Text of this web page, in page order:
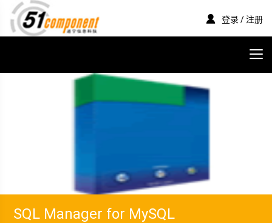
登录 / 注册
SQL Manager for MySQL